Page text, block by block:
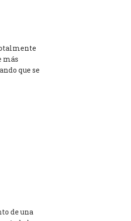
más
que se
de una